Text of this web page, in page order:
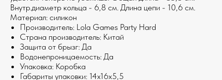
Внутр.диаметр кольца - 6,8 см. Длина цепи - 10,6 см.
Материал: силикон
Производитель: Lola Games Party Hard
Страна производитель: Китай
Защита от брызг: Да
Водонепроницаемость: Да
Упаковка: Коробка
Габариты упаковки: 14х16х5,5